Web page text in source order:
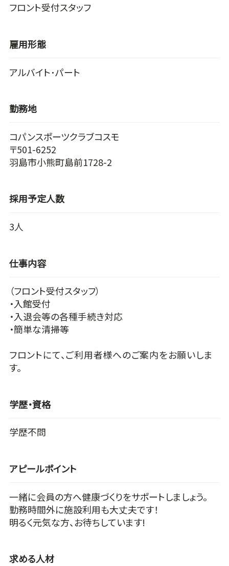
フロント受付スタッフ
雇用形態
アルバイト･パート
勤務地
コパンスポーツクラブコスモ
〒501-6252
羽島市小熊町島前1728-2
採用予定人数
3人
仕事内容
（フロント受付スタッフ）
・入館受付
・入退会等の各種手続き対応
・簡単な清掃等
フロントにて、ご利用者様へのご案内をお願いしま
す。
学歴・資格
学歴不問
アピールポイント
一緒に会員の方へ健康づくりをサポートしましょう。
勤務時間外に施設利用も大丈夫です！
明るく元気な方、お待ちしています!
求める人材